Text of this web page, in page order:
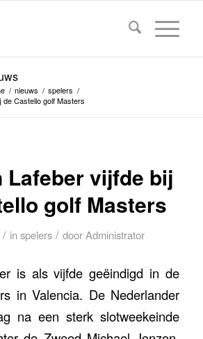
/ nieuws / spelers /
Castello golf Masters
Lafeber vijfde bij
golf Masters
/ inspelers / door Administrator
is als vijfde geëindigd in de
in Valencia. De Nederlander
na een sterk slotweekeinde